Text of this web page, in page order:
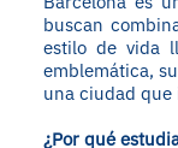
buscan
estilo de vida
emblemática,
una ciudad
¿Por qué